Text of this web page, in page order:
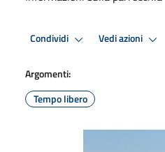
Condividi Vedi azioni
Argomenti:
Tempo libero